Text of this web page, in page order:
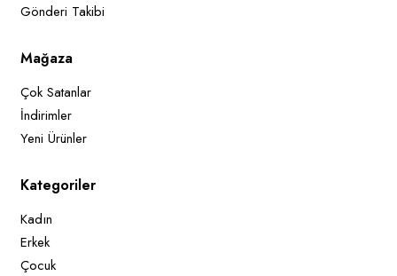
Gönderi Takibi
Mağaza
Çok Satanlar
İndirimler
Yeni Ürünler
Kategoriler
Kadın
Erkek
Çocuk